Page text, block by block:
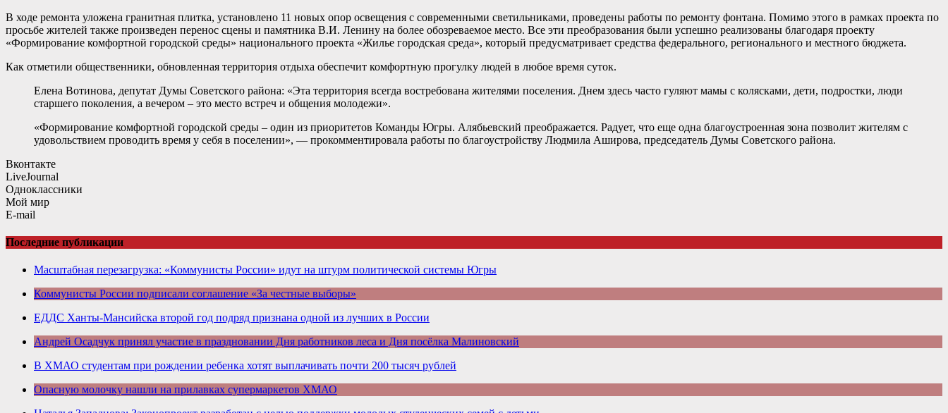
В ходе ремонта уложена гранитная плитка, установлено 11 новых опор освещения с современными светильниками, проведены работы по ремонту фонтана. Помимо этого в рамках проекта по
просьбе жителей также произведен перенос сцены и памятника В.И. Ленину на более обозреваемое место. Все эти преобразования были успешно реализованы благодаря проекту
«Формирование комфортной городской среды» национального проекта «Жилье городская среда», который предусматривает средства федерального, регионального и местного бюджета.
Как отметили общественники, обновленная территория отдыха обеспечит комфортную прогулку людей в любое время суток.
Елена Вотинова, депутат Думы Советского района: «Эта территория всегда востребована жителями поселения. Днем здесь часто гуляют мамы с колясками, дети, подростки, люди
старшего поколения, а вечером – это место встреч и общения молодежи».
«Формирование комфортной городской среды – один из приоритетов Команды Югры. Алябьевский преображается. Радует, что еще одна благоустроенная зона позволит жителям с
удовольствием проводить время у себя в поселении», — прокомментировала работы по благоустройству Людмила Аширова, председатель Думы Советского района.
Вконтакте
LiveJournal
Одноклассники
Мой мир
E-mail
Последние публикации
Масштабная перезагрузка: «Коммунисты России» идут на штурм политической системы Югры
Коммунисты России подписали соглашение «За честные выборы»
ЕДДС Ханты-Мансийска второй год подряд признана одной из лучших в России
Андрей Осадчук принял участие в праздновании Дня работников леса и Дня посёлка Малиновский
В ХМАО студентам при рождении ребенка хотят выплачивать почти 200 тысяч рублей
Опасную молочку нашли на прилавках супермаркетов ХМАО